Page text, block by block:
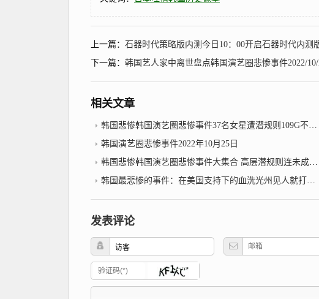
上一篇： 石器时代策略版内测今日10：00开启石器时代内测
下一篇： 韩国艺人家中离世盘点韩国演艺圈悲惨事件2022/
相关文章
韩国悲惨韩国演艺圈悲惨事件37名女星遭潜规则109G不雅视频传出
韩国演艺圈悲惨事件2022年10月25日
韩国悲惨韩国演艺圈悲惨事件大集合 高层潜规则连未成年都不放过
韩国最悲惨的事件：在美国支持下的血洗光州见人就打随意-韩国悲惨
发表评论